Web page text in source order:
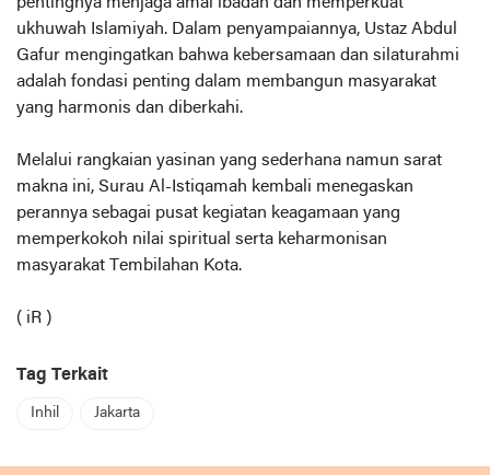
pentingnya menjaga amal ibadah dan memperkuat
ukhuwah Islamiyah. Dalam penyampaiannya, Ustaz Abdul
Gafur mengingatkan bahwa kebersamaan dan silaturahmi
adalah fondasi penting dalam membangun masyarakat
yang harmonis dan diberkahi.
Melalui rangkaian yasinan yang sederhana namun sarat
makna ini, Surau Al-Istiqamah kembali menegaskan
perannya sebagai pusat kegiatan keagamaan yang
memperkokoh nilai spiritual serta keharmonisan
masyarakat Tembilahan Kota.
( iR )
Tag Terkait
Inhil Jakarta